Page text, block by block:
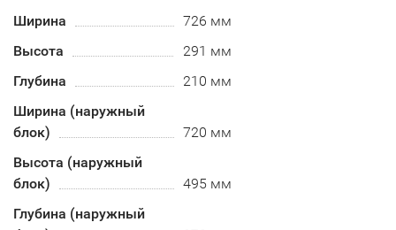
Ширина
726 мм
Высота
291 мм
Глубина
210 мм
Ширина (наружный
блок)
720 мм
Высота (наружный
блок)
495 мм
Глубина (наружный